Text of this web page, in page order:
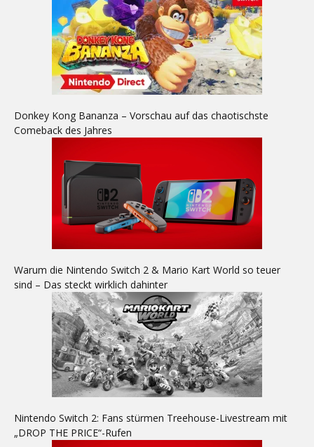
Donkey Kong Bananza – Vorschau auf das chaotischste
Comeback des Jahres
Warum die Nintendo Switch 2 & Mario Kart World so teuer
sind – Das steckt wirklich dahinter
Nintendo Switch 2: Fans stürmen Treehouse-Livestream mit
„DROP THE PRICE“-Rufen